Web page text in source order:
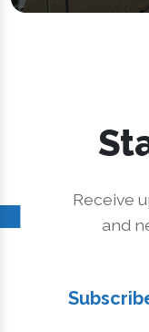
Receive
and